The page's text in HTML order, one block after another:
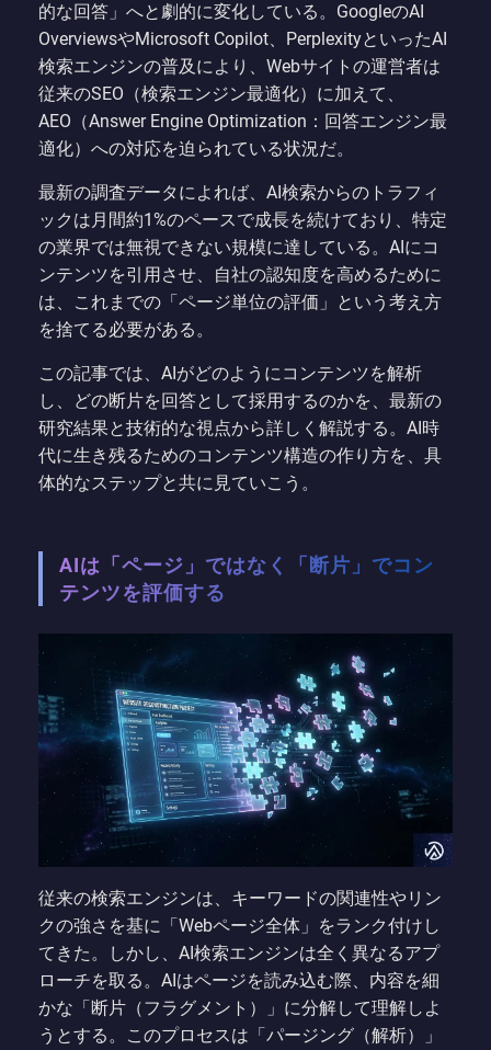
的な回答」へと劇的に変化している。GoogleのAI
OverviewsやMicrosoft Copilot、PerplexityといったAI
検索エンジンの普及により、Webサイトの運営者は
従来のSEO（検索エンジン最適化）に加えて、
AEO（Answer Engine Optimization：回答エンジン最
適化）への対応を迫られている状況だ。
最新の調査データによれば、AI検索からのトラフィ
ックは月間約1%のペースで成長を続けており、特定
の業界では無視できない規模に達している。AIにコ
ンテンツを引用させ、自社の認知度を高めるために
は、これまでの「ページ単位の評価」という考え方
を捨てる必要がある。
この記事では、AIがどのようにコンテンツを解析
し、どの断片を回答として採用するのかを、最新の
研究結果と技術的な視点から詳しく解説する。AI時
代に生き残るためのコンテンツ構造の作り方を、具
体的なステップと共に見ていこう。
AIは「ページ」ではなく「断片」でコン
テンツを評価する
従来の検索エンジンは、キーワードの関連性やリン
クの強さを基に「Webページ全体」をランク付けし
てきた。しかし、AI検索エンジンは全く異なるアプ
ローチを取る。AIはページを読み込む際、内容を細
かな「断片（フラグメント）」に分解して理解しよ
うとする。このプロセスは「パージング（解析）」